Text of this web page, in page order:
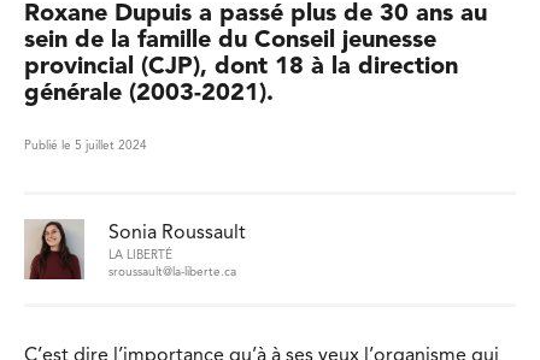
Roxane Dupuis a passé plus de 30 ans au
sein de la famille du Conseil jeunesse
provincial (CJP), dont 18 à la direction
générale (2003-2021).
Publié le 5 juillet 2024
Sonia Roussault
LA LIBERTÉ
sroussault@la-liberte.ca